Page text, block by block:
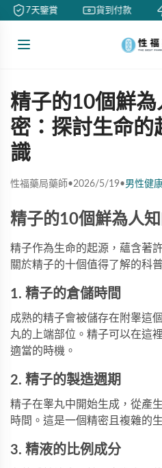
7天鑒賞 貨到付款
精子的10個鮮
密：探討生命的
識
性福藥局藥師•2026/5/19•男性健
精子的10個鮮為人
精子作為生命的起源，蘊含著
關於精子的十個值得了解的科普
1. 精子的倉儲時間
成熟的精子會被儲存在附睾這
丸的上端部位。精子可以在這
適當的時機。
2. 精子的製造週期
精子在睾丸中開始生成，從產
時間。這是一個精密且複雜的
3. 精液的比例成分